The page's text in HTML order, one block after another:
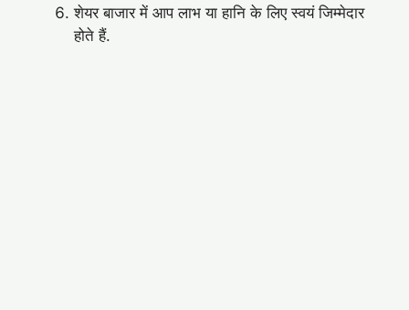
शेयर बाजार में आप लाभ या हानि के लिए स्वयं जिम्मेदार
होते हैं.